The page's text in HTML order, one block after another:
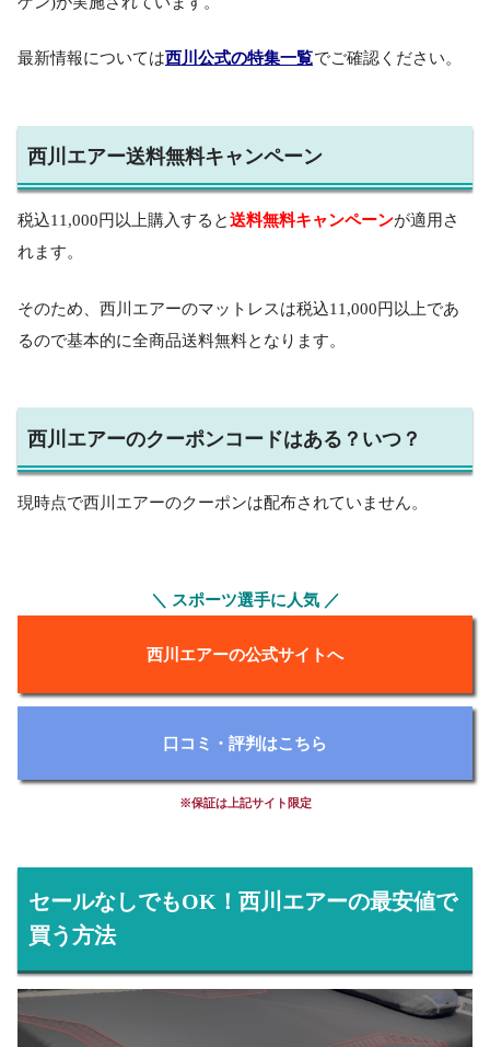
最新情報については西川公式の特集一覧でご確認ください。
西川エアー送料無料キャンペーン
税込11,000円以上購入すると 送料無料キャンペーンが適用さ
れます。
そのため、西川エアーのマットレスは税込11,000円以上であ
るので基本的に全商品送料無料となります。
西川エアーのクーポンコードはある？いつ？
現時点で西川エアーのクーポンは配布されていません。
＼ スポーツ選手に人気 ／
西川エアーの公式サイトへ
口コミ・評判はこちら
※保証は上記サイト限定
セールなしでもOK！西川エアーの最安値で
買う方法